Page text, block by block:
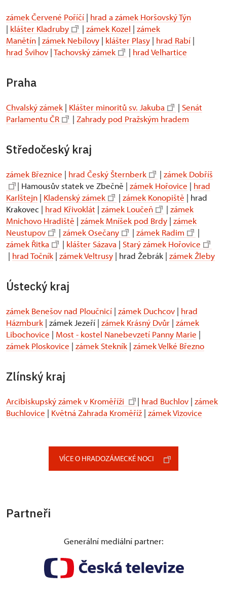
zámek Červené Poříčí | hrad a zámek Horšovský Týn
| klášter Kladruby | zámek Kozel | zámek
Manětín | zámek Nebílovy | klášter Plasy | hrad Rabí |
hrad Švihov |Tachovský zámek | hrad Velhartice
Praha
Chvalský zámek | Klášter minoritů sv. Jakuba | Senát
Parlamentu ČR
| Zahrady pod Pražským hradem
Středočeský kraj
zámek Březnice | hrad Český Šternberk | zámek Dobříš
| Hamousův statek ve Zbečně | zámek Hořovice | hrad
Karlštejn | Kladenský zámek | zámek Konopiště | hrad
Krakovec | hrad Křivoklát | zámek Loučeň | zámek
Mnichovo Hradiště | zámek Mníšek pod Brdy | zámek
Neustupov
| zámek Osečany | zámek Radim
|
zámek Řitka
| klášter Sázava | Starý zámek Hořovice
| hrad Točník | zámek Veltrusy | hrad Žebrák | zámek Žleby
Ústecký kraj
zámek Benešov nad Ploučnicí | zámek Duchcov | hrad
Házmburk | zámek Jezeří | zámek Krásný Dvůr | zámek
Libochovice | Most - kostel Nanebevzetí Panny Marie |
zámek Ploskovice | zámek Stekník | zámek Velké Březno
Zlínský kraj
Arcibiskupský zámek v Kroměříži | hrad Buchlov | zámek
Buchlovice | Květná Zahrada Kroměříž | zámek Vizovice
VÍCE O HRADOZÁMECKÉ NOCI
Partneři
Generální mediální partner: